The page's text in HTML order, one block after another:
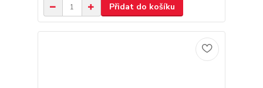
Přidat do košíku